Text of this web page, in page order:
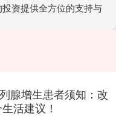
资提供全方位的支持与
腺增生患者须知：改
活建议！